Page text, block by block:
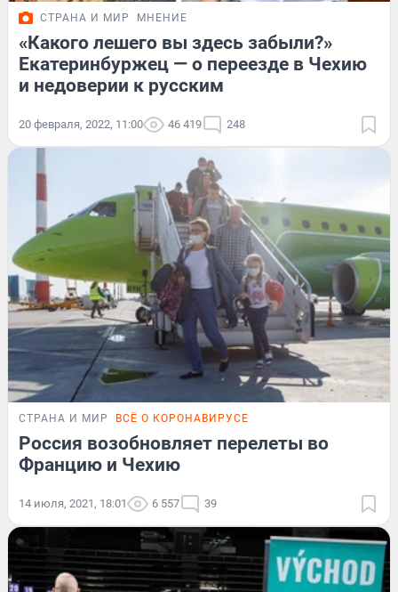
СТРАНА И МИР МНЕНИЕ
«Какого лешего вы здесь забыли?»
Екатеринбуржец — о переезде в Чехию
и недоверии к русским
20 февраля, 2022, 11:00 46 419 248
СТРАНА И МИР ВСЁ О КОРОНАВИРУСЕ
Россия возобновляет перелеты во
Францию и Чехию
14 июля, 2021, 18:01 6 557 39